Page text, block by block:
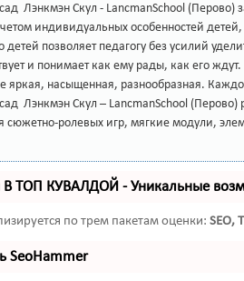
Лэнкмэн Скул - LancmanSchool (Перово)
индивидуальных особенностей
детей позволяет педагогу без усилий
и понимает как ему рады, как его
яркая, насыщенная, разнообразная.
Лэнкмэн Скул – LancmanSchool
ролевых игр, мягкие модули,
В ТОП КУВАЛДОЙ - Уникальные
по трем пакетам оценки: SEO,
SeoHammer